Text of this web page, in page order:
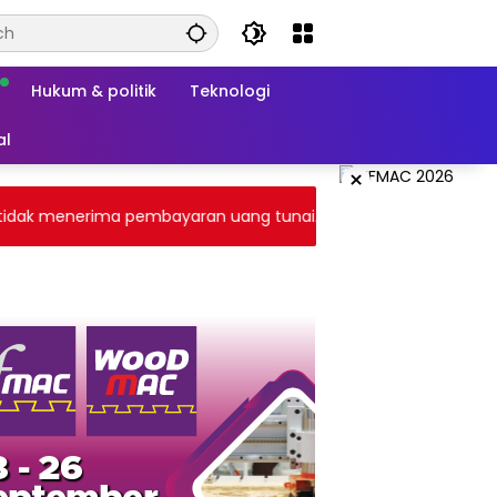
Hukum & politik Teknologi
×
menerima pembayaran uang tunai. Transaksi melalui